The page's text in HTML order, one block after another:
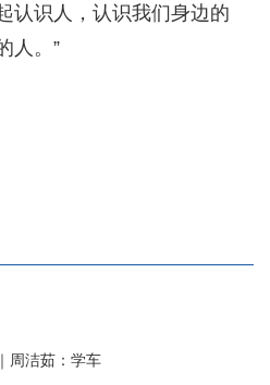
认识人，认识我们身边的
人。”
周洁茹：学车